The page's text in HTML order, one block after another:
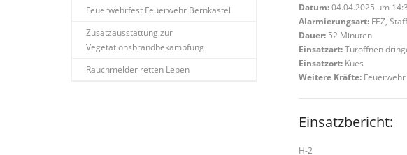
Datum:04.04.2025 um
Alarmierungsart: FEZ,
Dauer: 52 Minuten
Einsatzart:Türöffnen
Einsatzort: Kues
Weitere Kräfte:
Einsatzbericht:
H-2
Feuerwehrfest Feuerwehr Bernkastel
Zusatzausstattung zur
Vegetationsbrandbekämpfung
Rauchmelder retten Leben